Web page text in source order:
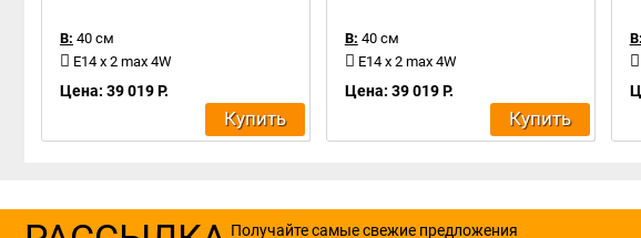
В: 40 см
E14 x 2 max 4W
Цена: 39 019 Р.
Купить
В: 40 см
E14 x 2 max 4W
Цена: 39 019 Р.
Купить
В:
Получайте самые свежие предложения